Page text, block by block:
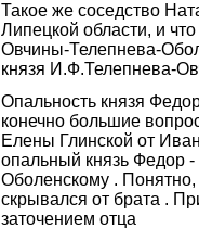
Такое же соседство
Липецкой области, и
Овчины-Телепнева-
князя И.Ф.Телепнева-
Опальность князя
конечно большие
Елены Глинской от
опальный князь Федор -
Оболенскому .
скрывался от брата .
заточением отца